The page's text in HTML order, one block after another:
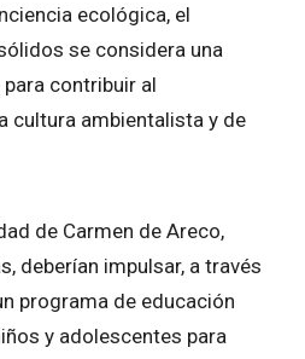
ecológica, el
se considera una
contribuir al
cultura ambientalista y de
de Carmen de Areco,
deberían impulsar, a través
programa de educación
y adolescentes para